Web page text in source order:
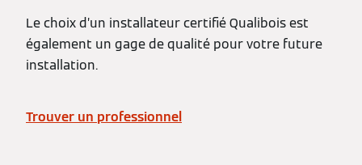
Le choix d’un installateur certifié Qualibois est
également un gage de qualité pour votre future
installation.
Trouver un professionnel